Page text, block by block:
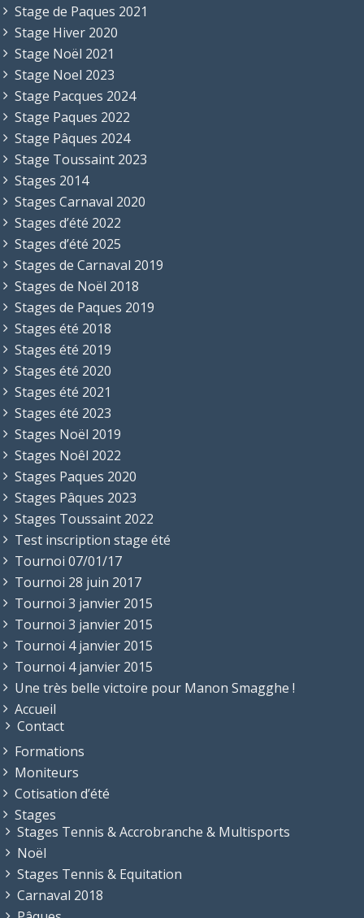
Stage de Paques 2021
Stage Hiver 2020
Stage Noël 2021
Stage Noel 2023
Stage Pacques 2024
Stage Paques 2022
Stage Pâques 2024
Stage Toussaint 2023
Stages 2014
Stages Carnaval 2020
Stages d’été 2022
Stages d’été 2025
Stages de Carnaval 2019
Stages de Noël 2018
Stages de Paques 2019
Stages été 2018
Stages été 2019
Stages été 2020
Stages été 2021
Stages été 2023
Stages Noël 2019
Stages Noêl 2022
Stages Paques 2020
Stages Pâques 2023
Stages Toussaint 2022
Test inscription stage été
Tournoi 07/01/17
Tournoi 28 juin 2017
Tournoi 3 janvier 2015
Tournoi 3 janvier 2015
Tournoi 4 janvier 2015
Tournoi 4 janvier 2015
Une très belle victoire pour Manon Smagghe !
Accueil
Contact
Formations
Moniteurs
Cotisation d’été
Stages
Stages Tennis & Accrobranche & Multisports
Noël
Stages Tennis & Equitation
Carnaval 2018